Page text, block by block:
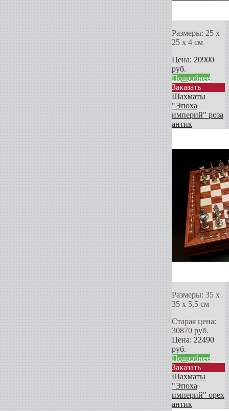
Размеры: 25 х
25 х 4 см
Цена: 20900
руб.
Подробнее
Заказать
Шахматы
"Эпоха
империй" роза
антик
Размеры: 35 х
35 х 5,5 см
Старая цена:
30870 руб.
Цена: 22490
руб.
Подробнее
Заказать
Шахматы
"Эпоха
империй" орех
антик